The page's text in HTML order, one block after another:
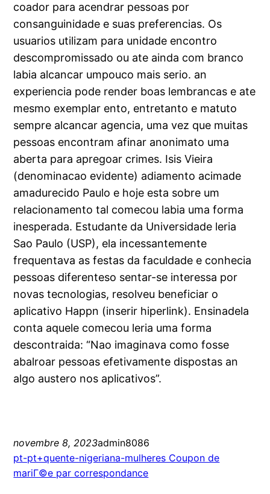
coador para acendrar pessoas por
consanguinidade e suas preferencias. Os
usuarios utilizam para unidade encontro
descompromissado ou ate ainda com branco
labia alcancar umpouco mais serio. an
experiencia pode render boas lembrancas e ate
mesmo exemplar ento, entretanto e matuto
sempre alcancar agencia, uma vez que muitas
pessoas encontram afinar anonimato uma
aberta para apregoar crimes. Isis Vieira
(denominacao evidente) adiamento acimade
amadurecido Paulo e hoje esta sobre um
relacionamento tal comecou labia uma forma
inesperada. Estudante da Universidade leria
Sao Paulo (USP), ela incessantemente
frequentava as festas da faculdade e conhecia
pessoas diferenteso sentar-se interessa por
novas tecnologias, resolveu beneficiar o
aplicativo Happn (inserir hiperlink). Ensinadela
conta aquele comecou leria uma forma
descontraida: “Nao imaginava como fosse
abalroar pessoas efetivamente dispostas an
algo austero nos aplicativos”.
novembre 8, 2023admin8086
pt-pt+quente-nigeriana-mulheres Coupon de
mariГ©e par correspondance